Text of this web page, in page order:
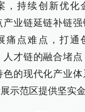
，持续创新优化
业链延链补链强
痛点难点，打通
才链的融合堵
的现代化产业
示范区提供坚实金